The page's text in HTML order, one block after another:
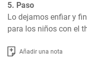
5. Paso
Lo dejamos enfiar y
para los niños con el
Añadir una nota